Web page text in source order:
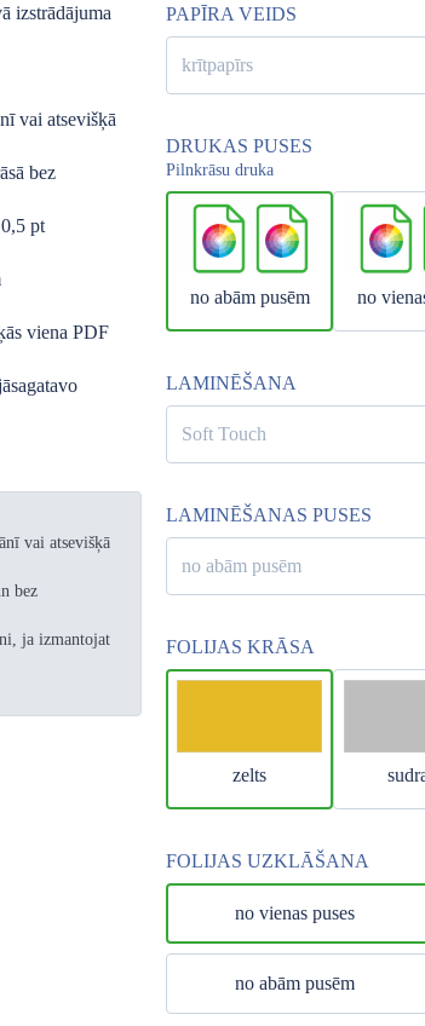
izstrādājuma
vai atsevišķā
bez
pt
viena PDF
vai atsevišķā
bez
ja izmantojat
PAPĪRA VEIDS
krītpapīrs
DRUKAS PUSES
Pilnkrāsu druka
no abām pusēm no
LAMINĒŠANA
Soft Touch
LAMINĒŠANAS PUSES
no abām pusēm
FOLIJAS KRĀSA
zelts
FOLIJAS UZKLĀŠANA
no vienas puses
no abām pusēm